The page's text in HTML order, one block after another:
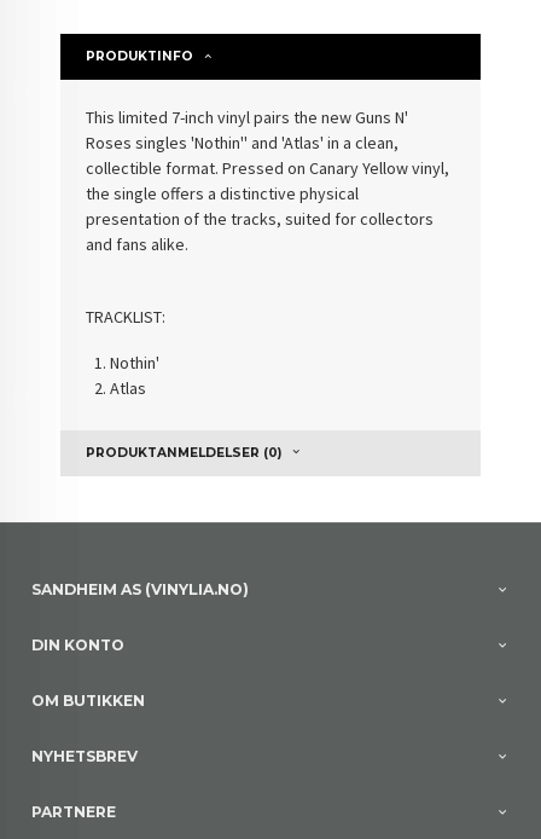
PRODUKTINFO
This limited 7-inch vinyl pairs the new Guns N'
Roses singles 'Nothin'' and 'Atlas' in a clean,
collectible format. Pressed on Canary Yellow vinyl,
the single offers a distinctive physical
presentation of the tracks, suited for collectors
and fans alike.
TRACKLIST:
Nothin'
Atlas
PRODUKTANMELDELSER (0)
SANDHEIM AS (VINYLIA.NO)
DIN KONTO
OM BUTIKKEN
NYHETSBREV
PARTNERE